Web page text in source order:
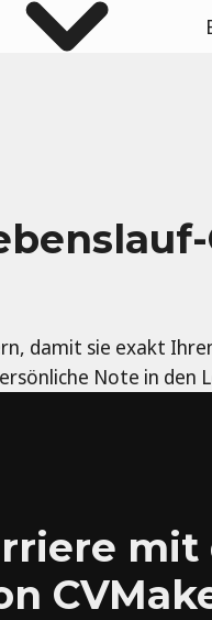
damit sie exakt
Note in den
mit